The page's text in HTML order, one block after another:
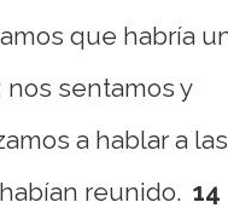
que habría
nos sentamos y
a hablar a
reunido. 14